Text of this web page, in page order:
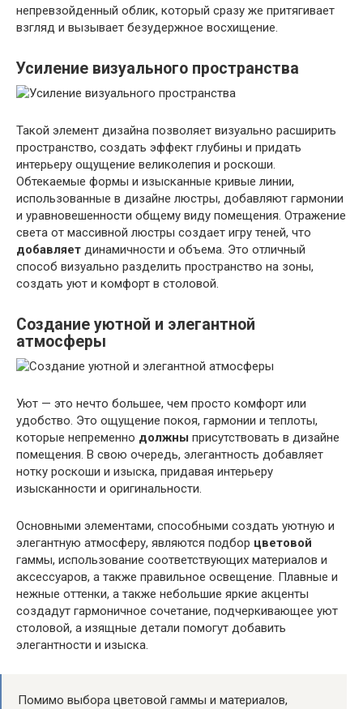
непревзойденный облик, который сразу же притягивает
взгляд и вызывает безудержное восхищение.
Усилениe визуального пространства
Такой элемент дизайна позволяет визуально расширить
пространство, создать эффект глубины и придать
интерьеру ощущение великолепия и роскоши.
Обтекаемые формы и изысканные кривые линии,
использованные в дизайне люстры, добавляют гармонии
и уравновешенности общему виду помещения. Отражение
света от массивной люстры создает игру теней, что
добавляет динамичности и объема. Это отличный
способ визуально разделить пространство на зоны,
создать уют и комфорт в столовой.
Создание уютной и элегантной
атмосферы
Уют — это нечто большее, чем просто комфорт или
удобство. Это ощущение покоя, гармонии и теплоты,
которые непременно должны присутствовать в дизайне
помещения. В свою очередь, элегантность добавляет
нотку роскоши и изыска, придавая интерьеру
изысканности и оригинальности.
Основными элементами, способными создать уютную и
элегантную атмосферу, являются подбор цветовой
гаммы, использование соответствующих материалов и
аксессуаров, а также правильное освещение. Плавные и
нежные оттенки, а также небольшие яркие акценты
создадут гармоничное сочетание, подчеркивающее уют
столовой, а изящные детали помогут добавить
элегантности и изыска.
Помимо выбора цветовой гаммы и материалов,